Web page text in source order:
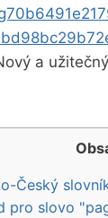
a
Český
pro slovo